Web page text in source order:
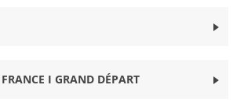
I GRAND DÉPART